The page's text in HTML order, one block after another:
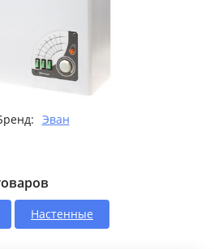
Эван
Настенные